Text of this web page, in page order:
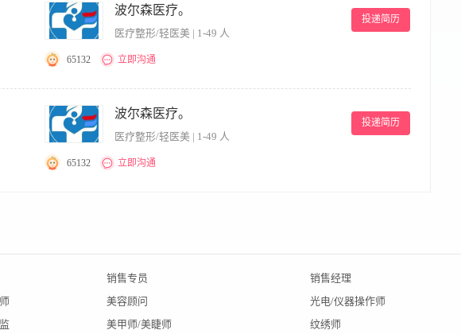
等医疗文书记录；督促、检查、审定医疗文书； 4、指导、培训、监督各级员工，提升其院内综
技术指导； 6、执行各项规章制度和技术操作规程，确保医疗安全，提高医疗质量；7、参与讨
专家处理建议；9、完成上级领导交办的其他工作。 任职资格： 1、本科及以上学历，临床或外
无创美容经验，擅长微创、注射等综合型医生。 3、具有良好的语言表达和沟通能力； 4、具有
波尔森医疗。
医疗整形/轻医美 | 1-49 人
投递简历
65132 立即沟通
波尔森医疗。
医疗整形/轻医美 | 1-49 人
投递简历
65132 立即沟通
销售专员 销售经理
美容顾问 光电/仪器操作师
美甲师/美睫师 纹绣师